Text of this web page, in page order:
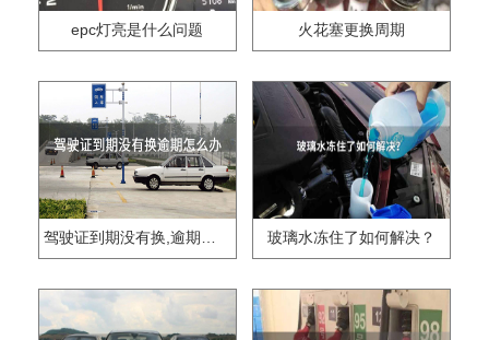
epc灯亮是什么问题 火花塞更换周期
驾驶证到期没有换,逾期怎么办?? 玻璃水冻住了如何解决？